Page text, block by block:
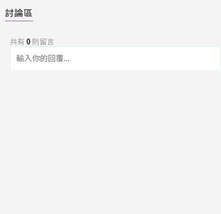
討論區
共有 0則留言